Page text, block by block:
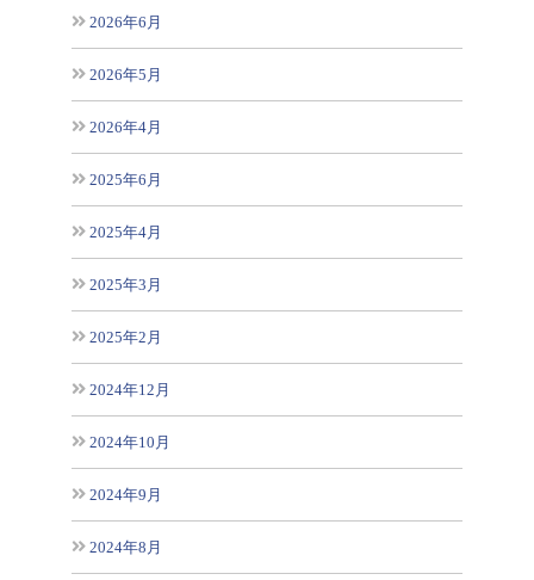
2026年6月
2026年5月
2026年4月
2025年6月
2025年4月
2025年3月
2025年2月
2024年12月
2024年10月
2024年9月
2024年8月